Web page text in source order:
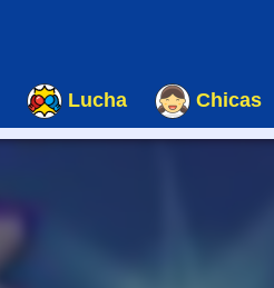
Lucha Chicas